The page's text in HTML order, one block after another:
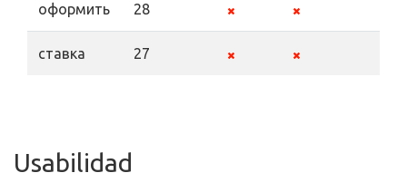
оформить 28
ставка 27
Usabilidad